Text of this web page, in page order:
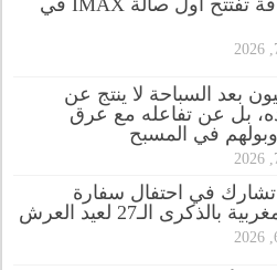
بعد السباحة لا ينتج عن
بل عن تفاعله مع عرق
في المسبح
تشارك في احتفال سفارة
بالذكرى الـ27 لعيد العرش